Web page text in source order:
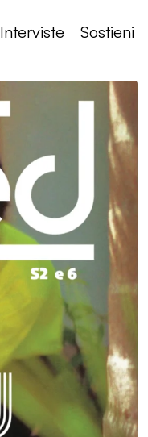
Interviste Sostieni